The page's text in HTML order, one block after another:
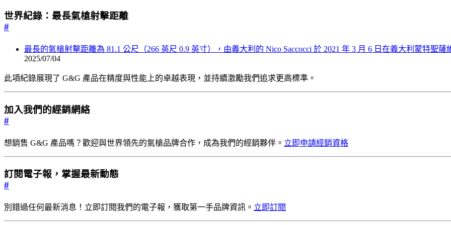
世界紀錄：最長氣槍射擊距離
#
最長的氣槍射擊距離為 81.1 公尺（266 英尺 0.9 英寸），由義大利的 Nico Saccocci 於 2021 年 3 月 6 日在義大利蒙特聖薩
2025/07/04
此項紀錄展現了 G&G 產品在精度與性能上的卓越表現，並持續激勵我們追求更高標準。
加入我們的經銷網絡
#
想銷售 G&G 產品嗎？歡迎與世界領先的氣槍品牌合作，成為我們的經銷夥伴。 立即申請經銷資格
訂閱電子報，掌握最新動態
#
別錯過任何最新消息！立即訂閱我們的電子報，獲取第一手品牌資訊。 立即訂閱